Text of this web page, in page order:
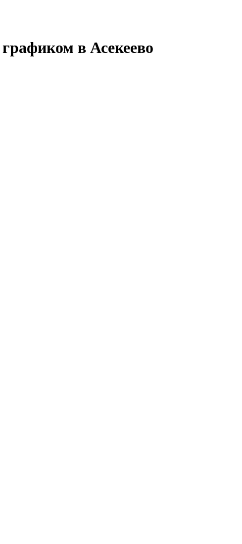
в Асекеево